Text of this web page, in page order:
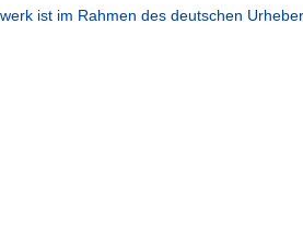
ist im Rahmen des deutschen